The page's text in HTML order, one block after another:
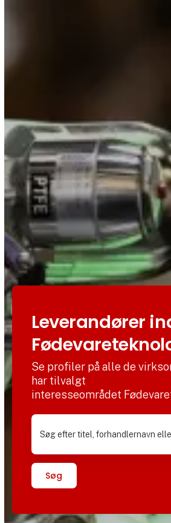
Leverandører
Se profiler på alle de
har tilvalgt
interesseområdet
Søg efter titel, forhandlernavn eller
Søg